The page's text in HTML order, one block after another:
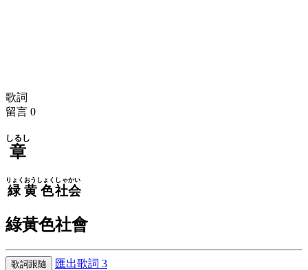
歌詞
留言 0
章
しるし
緑黄色
りょくおうしょく
社会
しゃかい
綠黃色社會
歌詞跟隨 匯出歌詞 3